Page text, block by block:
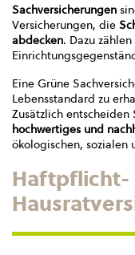
Sachversicherungen
Versicherungen, die
abdecken. Dazu
Eine Grüne
Lebensstandard zu
Zusätzlich
hochwertiges und
ökologischen, sozialen
Haftpflicht-